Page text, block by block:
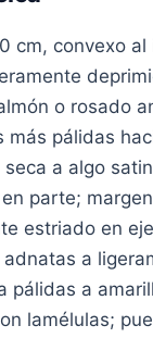
cm, convexo al
o rosado
más pálidas
a algo
parte;
estriado en
a
pálidas a
lamélulas;